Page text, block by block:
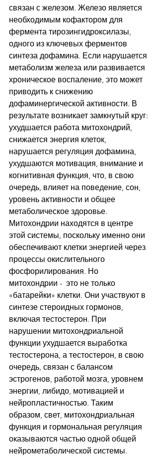
связан с железом. Железо является
необходимым кофактором для
фермента тирозингидроксилазы,
одного из ключевых ферментов
синтеза дофамина. Если нарушается
метаболизм железа или развивается
хроническое воспаление, это может
приводить к снижению
дофаминергической активности. В
результате возникает замкнутый круг:
ухудшается работа митохондрий,
снижается энергия клеток,
нарушается регуляция дофамина,
ухудшаются мотивация, внимание и
когнитивная функция, что, в свою
очередь, влияет на поведение, сон,
уровень активности и общее
метаболическое здоровье.
Митохондрии находятся в центре
этой системы, поскольку именно они
обеспечивают клетки энергией через
процессы окислительного
фосфорилирования. Но
митохондрии -  это не только
«батарейки» клетки. Они участвуют в
синтезе стероидных гормонов,
включая тестостерон. При
нарушении митохондриальной
функции ухудшается выработка
тестостерона, а тестостерон, в свою
очередь, связан с балансом
эстрогенов, работой мозга, уровнем
энергии, либидо, мотивацией и
нейропластичностью. Таким
образом, свет, митохондриальная
функция и гормональная регуляция
оказываются частью одной общей
нейрометаболической системы.